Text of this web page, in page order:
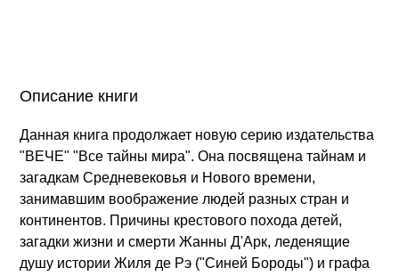
Описание книги
Данная книга продолжает новую серию издательства
"ВЕЧЕ" "Все тайны мира". Она посвящена тайнам и
загадкам Средневековья и Нового времени,
занимавшим воображение людей разных стран и
континентов. Причины крестового похода детей,
загадки жизни и смерти Жанны Д'Арк, леденящие
душу истории Жиля де Рэ ("Синей Бороды") и графа